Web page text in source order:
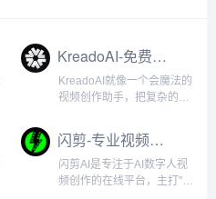
KreadoAI-免费AI视频生成与数字营销平台
KreadoAI就像一个会魔法的
视频创作助手，把复杂的拍
钮”的操作。它能用一张照片
生成会说话的数字人，把
PPT直接变成动态视频，甚
至能模仿真人声音朗读脚本
闪剪-专业视频剪辑与数字人创作平台
闪剪AI是专注于AI数字人视
频创作的在线平台，主打"AI